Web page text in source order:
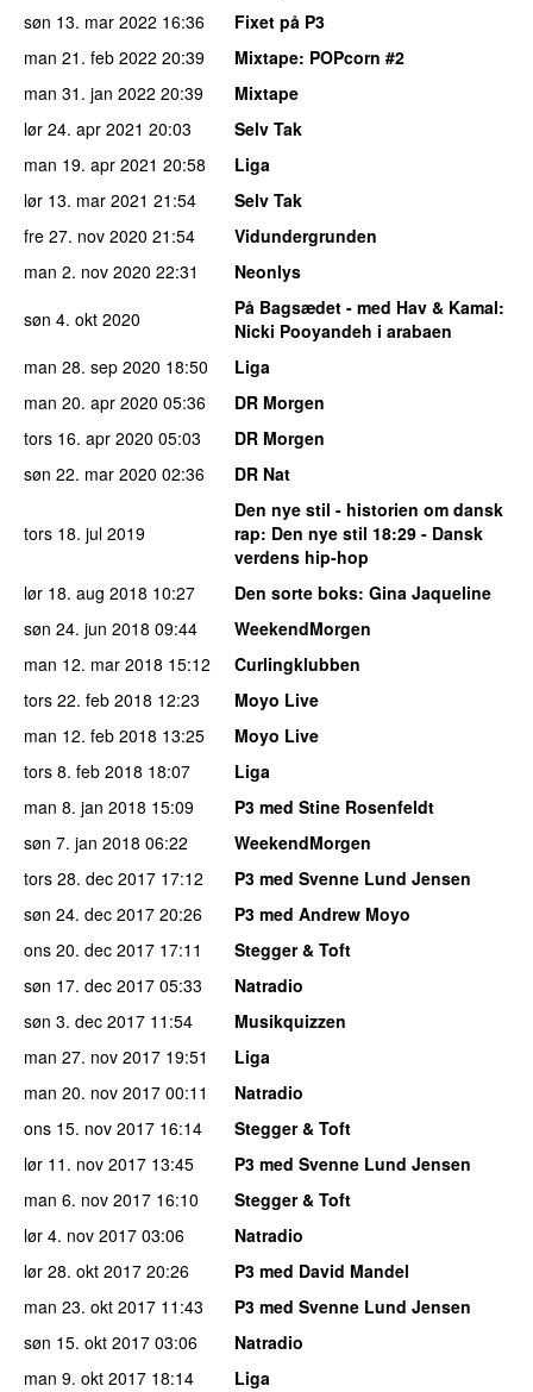
søn 13. mar 2022 16:36
Fixet på P3
man 21. feb 2022 20:39 Mixtape: POPcorn #2
man 31. jan 2022 20:39
Mixtape
lør 24. apr 2021 20:03
Selv Tak
man 19. apr 2021 20:58
Liga
lør 13. mar 2021 21:54
Selv Tak
fre 27. nov 2020 21:54
Vidundergrunden
man 2. nov 2020 22:31
Neonlys
søn 4. okt 2020
På Bagsædet - med Hav & Kamal:
Nicki Pooyandeh i arabaen
man 28. sep 2020 18:50
Liga
man 20. apr 2020 05:36
DR Morgen
tors 16. apr 2020 05:03
DR Morgen
søn 22. mar 2020 02:36 DR Nat
tors 18. jul 2019
Den nye stil - historien om dansk
rap: Den nye stil 18:29 - Dansk
verdens hip-hop
lør 18. aug 2018 10:27 Den sorte boks: Gina Jaqueline
søn 24. jun 2018 09:44
WeekendMorgen
man 12. mar 2018 15:12
Curlingklubben
tors 22. feb 2018 12:23
Moyo Live
man 12. feb 2018 13:25
Moyo Live
tors 8. feb 2018 18:07
Liga
man 8. jan 2018 15:09
P3 med Stine Rosenfeldt
søn 7. jan 2018 06:22
WeekendMorgen
tors 28. dec 2017 17:12
P3 med Svenne Lund Jensen
søn 24. dec 2017 20:26
P3 med Andrew Moyo
ons 20. dec 2017 17:11
Stegger & Toft
søn 17. dec 2017 05:33
Natradio
søn 3. dec 2017 11:54
Musikquizzen
man 27. nov 2017 19:51
Liga
man 20. nov 2017 00:11
Natradio
ons 15. nov 2017 16:14
Stegger & Toft
lør 11. nov 2017 13:45
P3 med Svenne Lund Jensen
man 6. nov 2017 16:10
Stegger & Toft
lør 4. nov 2017 03:06
Natradio
lør 28. okt 2017 20:26
P3 med David Mandel
man 23. okt 2017 11:43
P3 med Svenne Lund Jensen
søn 15. okt 2017 03:06
Natradio
man 9. okt 2017 18:14
Liga